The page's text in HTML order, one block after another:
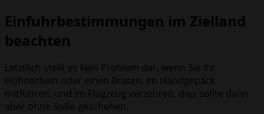
Einfuhrbestimmungen im Zielland
beachten
Letztlich stellt es kein Problem dar, wenn Sie Ihr
Hühnerbein oder einen Braten, im Handgepäck
mitführen, und im Flugzeug verzehren, dies sollte dann
aber ohne Soße geschehen.